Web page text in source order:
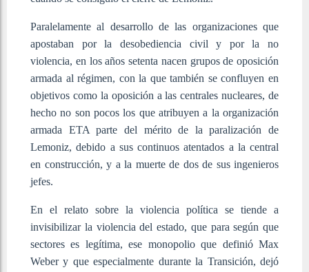
Paralelamente al desarrollo de las organizaciones que
apostaban por la desobediencia civil y por la no
violencia, en los años setenta nacen grupos de oposición
armada al régimen, con la que también se confluyen en
objetivos como la oposición a las centrales nucleares, de
hecho no son pocos los que atribuyen a la organización
armada ETA parte del mérito de la paralización de
Lemoniz, debido a sus continuos atentados a la central
en construcción, y a la muerte de dos de sus ingenieros
jefes.
En el relato sobre la violencia política se tiende a
invisibilizar la violencia del estado, que para según que
sectores es legítima, ese monopolio que definió Max
Weber y que especialmente durante la Transición, dejó